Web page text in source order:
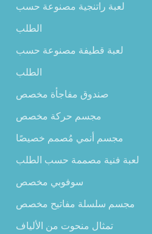
لعبة راتنجية مصنوعة حسب
الطلب
لعبة قطيفة مصنوعة حسب
الطلب
صندوق مفاجأة مخصص
مجسم حركة مخصص
مجسم أنمي مُصمم خصيصًا
لعبة فنية مصممة حسب الطلب
سوفوبي مخصص
مجسم سلسلة مفاتيح مخصص
تمثال منحوت من الألياف